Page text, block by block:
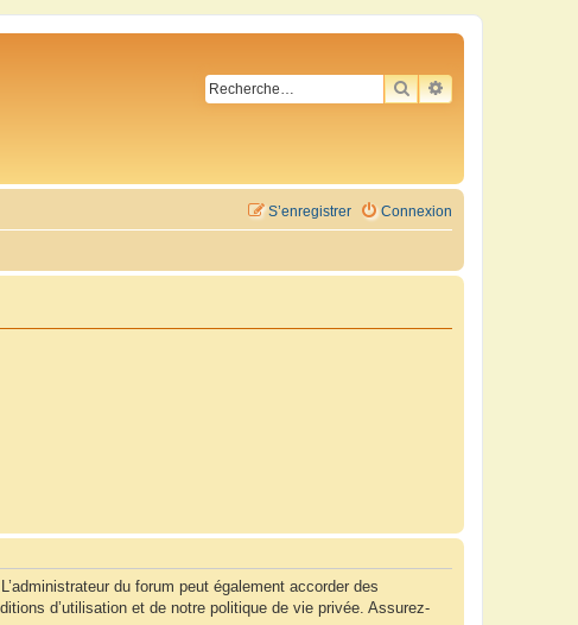
RECHERCHER
RECHERCHE
Connexion
S’enregistrer
du forum peut également accorder des
d’utilisation et de notre politique de vie privée. Assurez-